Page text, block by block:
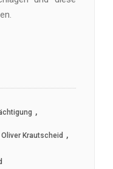
,
Oliver Krautscheid ,